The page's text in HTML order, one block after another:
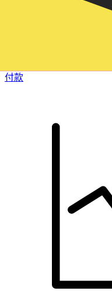
快捷安全地在线汇款。
付款